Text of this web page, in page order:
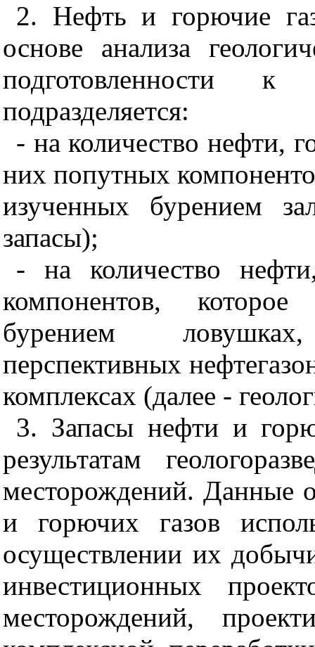
2. Нефть и горючие
основе анализа
подготовленности
подразделяется:
- на количество нефти,
них попутных
изученных бурением
запасы);
- на количество
компонентов,
бурением
перспективных
комплексах (далее -
3. Запасы нефти и
результатам
месторождений. Данные
и горючих газов
осуществлении их
инвестиционных
месторождений,